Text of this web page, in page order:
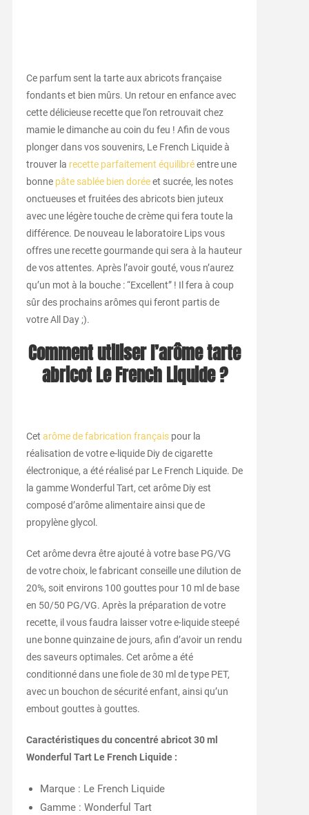
Ce parfum sent la tarte aux abricots française
fondants et bien mûrs. Un retour en enfance avec
cette délicieuse recette que l’on retrouvait chez
mamie le dimanche au coin du feu ! Afin de vous
plonger dans vos souvenirs, Le French Liquide à
trouver la recette parfaitement équilibréentre une
bonne pâte sablée bien doréeet sucrée, les notes
onctueuses et fruitées des abricots bien juteux
avec une légère touche de crème qui fera toute la
différence. De nouveau le laboratoire Lips vous
offres une recette gourmande qui sera à la hauteur
de vos attentes. Après l’avoir gouté, vous n’aurez
qu’un mot à la bouche : “Excellent” ! Il fera à coup
sûr des prochains arômes qui feront partis de
votre All Day ;).
Comment utiliser l’arôme tarte
abricot Le French Liquide ?
Cet arôme de fabrication françaispour la
réalisation de votre e-liquide Diy de cigarette
électronique, a été réalisé par Le French Liquide. De
la gamme Wonderful Tart, cet arôme Diy est
composé d’arôme alimentaire ainsi que de
propylène glycol.
Cet arôme devra être ajouté à votre base PG/VG
de votre choix, le fabricant conseille une dilution de
20%, soit environs 100 gouttes pour 10 ml de base
en 50/50 PG/VG. Après la préparation de votre
recette, il vous faudra laisser votre e-liquide steepé
une bonne quinzaine de jours, afin d’avoir un rendu
des saveurs optimales. Cet arôme a été
conditionné dans une fiole de 30 ml de type PET,
avec un bouchon de sécurité enfant, ainsi qu’un
embout gouttes à gouttes.
Caractéristiques du concentré abricot 30 ml
Wonderful Tart Le French Liquide :
Marque : Le French Liquide
Gamme : Wonderful Tart